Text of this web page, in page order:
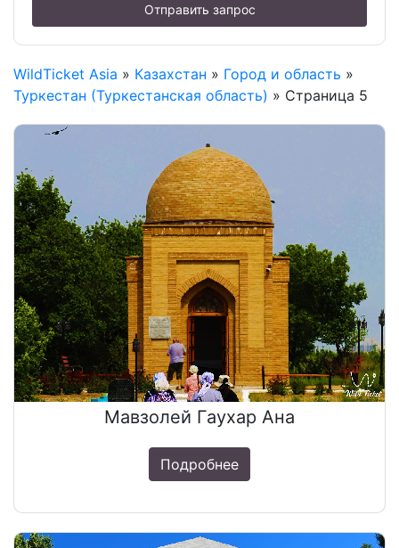
Отправить запрос
WildTicket Asia » Казахстан » Город и область »
Туркестан (Туркестанская область) » Страница 5
Мавзолей Гаухар Ана
Подробнее